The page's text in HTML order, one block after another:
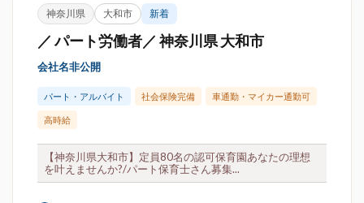
神奈川県 大和市 新着
／ パート労働者／ 神奈川県 大和市
会社名非公開
パート・アルバイト 社会保険完備 車通勤・マイカー通勤可
高時給
【神奈川県大和市】定員80名の認可保育園あなたの理想
を叶えませんか?/パート保育士さん募集...